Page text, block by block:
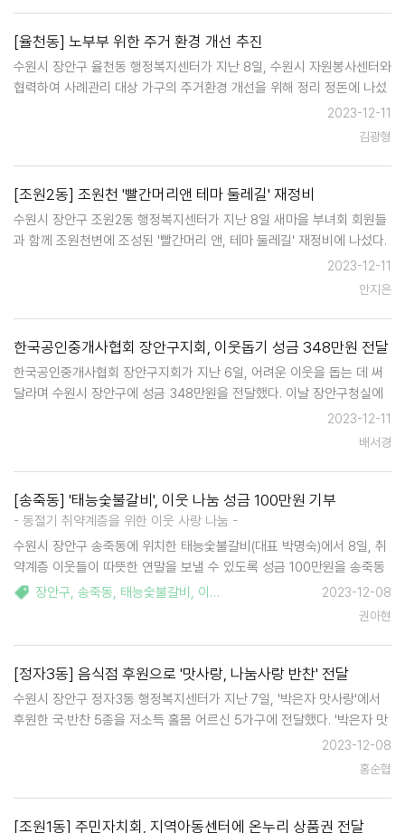
[율천동] 노부부 위한 주거 환경 개선 추진
수원시 장안구 율천동 행정복지센터가 지난 8일, 수원시 자원봉사센터와
협력하여 사례관리 대상 가구의 주거환경 개선을 위해 정리 정돈에 나섰
다. 대상 가구는 고령의 노부부로 청소가 쉽지 않아, 가정 내 짐이 여기저
기 쌓여 있었고 최근 남성 배우자의 다리 통증으로 생계 활동도 하지 못
2023-12-11
김광형
[조원2동] 조원천 '빨간머리앤 테마 둘레길' 재정비
수원시 장안구 조원2동 행정복지센터가 지난 8일 새마을 부녀회 회원들
과 함께 조원천변에 조성된 '빨간머리 앤, 테마 둘레길' 재정비에 나섰다.
이날 회원들은 지난 7월 주민참여예산 사업으로 게시한 인두화 중 훼손
된 작품을 보정했으며, 훼손이 심한 작품들은 재제작하여 게시했다. …
2023-12-11
안지은
한국공인중개사협회 장안구지회, 이웃돕기 성금 348만원 전달
한국공인중개사협회 장안구지회가 지난 6일, 어려운 이웃을 돕는 데 써
달라며 수원시 장안구에 성금 348만원을 전달했다. 이날 장안구청실에
서 열린 기탁식에는 장안구청장을 비롯한 한국공인중개사협회 장안구지
회장 등 임원 5명이 참석했다. 하상운 장안구지회장은 "부동산경기의
2023-12-11
배서경
[송죽동] '태능숯불갈비', 이웃 나눔 성금 100만원 기부
- 동절기 취약계층을 위한 이웃 사랑 나눔 -
수원시 장안구 송죽동에 위치한 태능숯불갈비(대표 박명숙)에서 8일, 취
약계층 이웃들이 따뜻한 연말을 보낼 수 있도록 성금 100만원을 송죽동
행정복지센터에 기부했다. 태능숯불갈비는 매년 어려운 이웃에 따뜻한
장안구, 송죽동, 태능숯불갈비 , 이웃돕기
2023-12-08
권아현
[정자3동] 음식점 후원으로 '맛사랑, 나눔사랑 반찬' 전달
수원시 장안구 정자3동 행정복지센터가 지난 7일, '박은자 맛사랑'에서
후원한 국·반찬 5종을 저소득 홀몸 어르신 5가구에 전달했다. '박은자 맛
사랑'은 복지사각지대에서 도움의 손길이 필요한 가정을 위해 반찬을 정
성스럽게 준비하여 이웃사랑 나눔 봉사를 꾸준히 실천하고 있다. …
2023-12-08
홍순협
[조원1동] 주민자치회, 지역아동센터에 온누리 상품권 전달